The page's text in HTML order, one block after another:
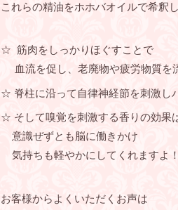
これらの精油をホホバオイルで希釈
☆ 筋肉をしっかりほぐすことで
血流を促し、老廃物や疲労物質を
☆ 脊柱に沿って自律神経節を刺激し
☆ そして嗅覚を刺激する香りの効果
意識ぜずとも脳に働きかけ
気持ちも軽やかにしてくれますよ！
お客様からよくいただくお声は